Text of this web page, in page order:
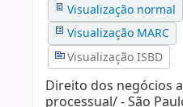
Visualização normal
Visualização MARC
Visualização ISBD
Direito dos negócios
processual/ - São